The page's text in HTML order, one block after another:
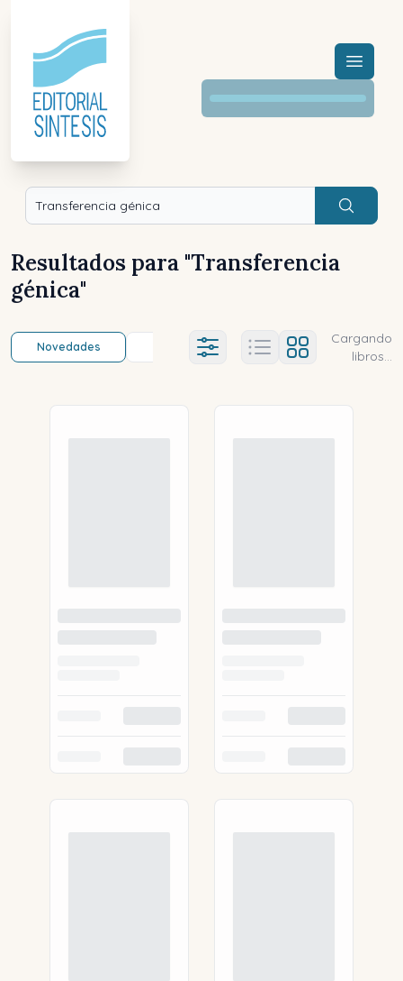
Menú
Buscar
Resultados para "Transferencia
génica"
Novedades Título (a-z) Título (z-a)
Ajustes abierto
Cargando
libros...